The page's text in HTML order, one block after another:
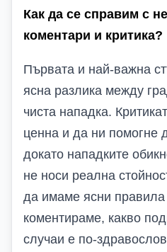
Как да се справим с
коментари и критика?
Първата и най-важна
ясна разлика между
чиста нападка.
ценна и да ни помогне
докато нападките
не носи реална
да имаме ясни правила
коментираме, какво
случаи е по-